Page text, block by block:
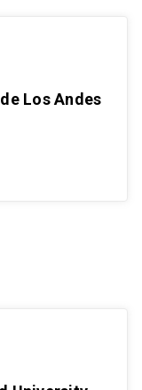
Los Andes